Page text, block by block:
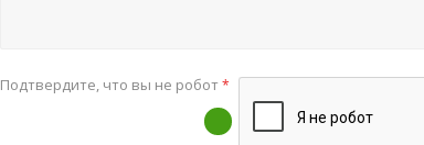
Подтвердите, что вы не робот*